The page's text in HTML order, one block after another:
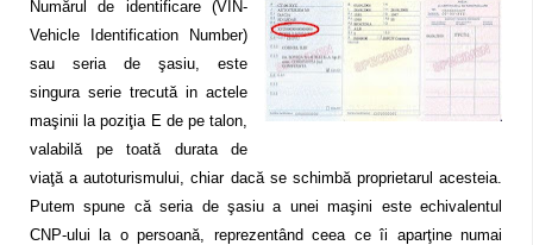
Numărul de identificare (VIN-
Vehicle Identification Number)
sau seria de şasiu, este
singura serie trecută in actele
maşinii la poziţia E de pe talon,
valabilă pe toată durata de
viaţă a autoturismului, chiar dacă se schimbă proprietarul acesteia.
Putem spune căseria de şasiu a unei maşini este echivalentul
CNP-ului la o persoană, reprezentând ceea ce îi aparţine numai